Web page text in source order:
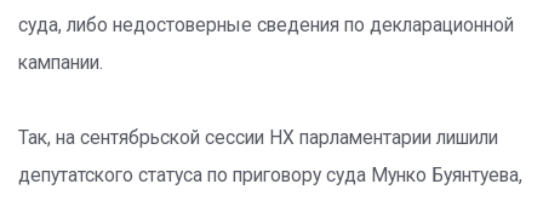
суда, либо недостоверные сведения по декларационной
кампании.
Так, на сентябрьской сессии НХ парламентарии лишили
депутатского статуса по приговору суда Мунко Буянтуева,